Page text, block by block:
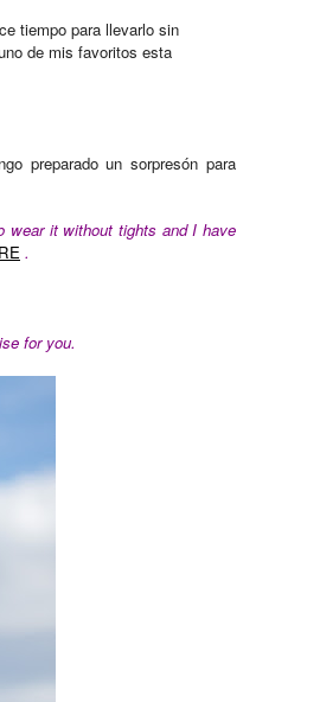
tiempo para llevarlo sin
de mis favoritos esta
preparado un sorpresón para
wear it without tights and I have
.
for you.